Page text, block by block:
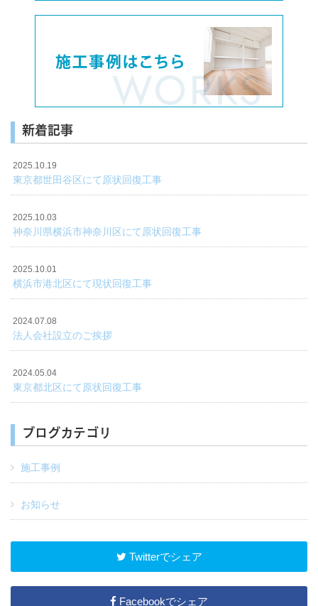
新着記事
2025.10.19
東京都世田谷区にて原状回復工事
2025.10.03
神奈川県横浜市神奈川区にて原状回復工事
2025.10.01
横浜市港北区にて現状回復工事
2024.07.08
法人会社設立のご挨拶
2024.05.04
東京都北区にて原状回復工事
ブログカテゴリ
施工事例
お知らせ
Twitterでシェア
Facebookでシェア